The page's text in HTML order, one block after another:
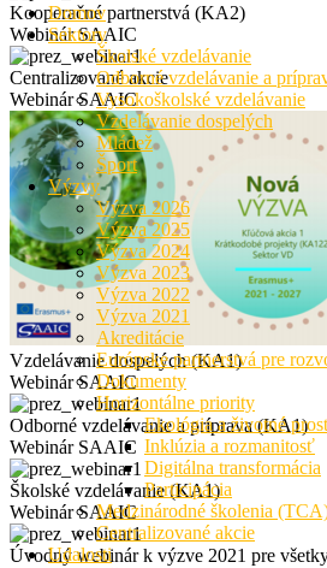
Domov
Sektory
Školské vzdelávanie
Odborné vzdelávanie a
Vysokoškolské vzdelávanie
Vzdelávanie dospelých
Mládež
Šport
Výzvy
Výzva 2026
Výzva 2025
Výzva 2024
Výzva 2023
Výzva 2022
Výzva 2021
Akreditácie
Európske partnerstvá pre
Dokumenty
Horizontálne priority
Ekológia a životné
Inklúzia a rozmanitosť
Digitálna transformácia
Participácia
Medzinárodné školenia
Centralizované akcie
Udalosti
Kooperačné partnerstvá (KA2)
Webinár SAAIC
Centralizované akcie
Webinár SAAIC
Vzdelávanie dospelých (KA1)
Webinár SAAIC
Odborné vzdelávanie a príprava (KA1)
Webinár SAAIC
Školské vzdelávanie (KA1)
Webinár SAAIC
Úvodný webinár k výzve 2021 pre